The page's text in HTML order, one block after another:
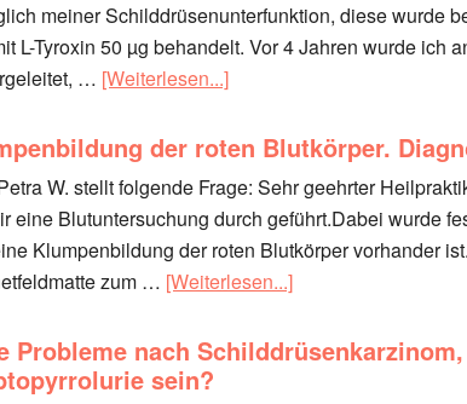
meiner Schilddrüsenunterfunktion, diese wurde
L-Tyroxin 50 µg behandelt. Vor 4 Jahren wurde ich
… [Weiterlesen...]
der roten Blutkörper.
W. stellt folgende Frage: Sehr geehrter
eine Blutuntersuchung durch geführt.Dabei wurde
Klumpenbildung der roten Blutkörper vorhander
zum … [Weiterlesen...]
Probleme nach
sein?